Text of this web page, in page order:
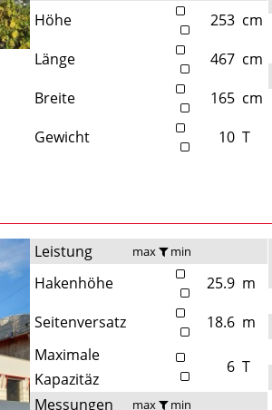
Höhe 253 cm
Länge
467 cm
Breite
165 cm
Gewicht
10 T
Leistung max min
Hakenhöhe 25.9 m
Seitenversatz
18.6 m
Maximale
Kapazitäz
6 T
Messungen
max min